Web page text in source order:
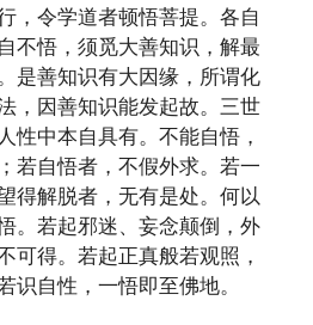
，令学道者顿悟菩提。各自
不悟，须觅大善知识，解最
是善知识有大因缘，所谓化
，因善知识能发起故。三世
性中本自具有。不能自悟，
若自悟者，不假外求。若一
得解脱者，无有是处。何以
。若起邪迷、妄念颠倒，外
可得。若起正真般若观照，
识自性，一悟即至佛地。